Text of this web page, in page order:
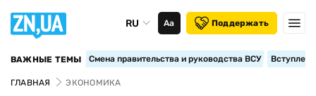
RU Аа Поддержать
ВАЖНЫЕ ТЕМЫ Смена правительства и руководства ВСУ
ГЛАВНАЯ ЭКОНОМИКА